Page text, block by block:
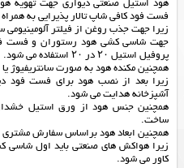
فست فود کافی شاپ تالار پذیرایی به
زیرا جهت جذب روغن از فیلتر
پروفیل استیل ۲۰ در ۲۰ استفاده می شود.
همچنین مکنده هود به صورت سانتریفیوژ
زیرا بعد از نصب هود برای فست فود
آشپزخانه هدایت می شود.
همچنین جنس هود از ورق استیل خشدار
ساخت.
همچنین ابعاد هود براساس سفارش مشتری
زیرا هواکش های صنعتی باید اول شاسی
کاور می شود.